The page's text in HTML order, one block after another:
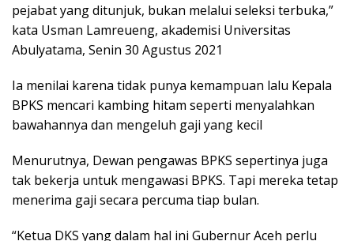
pejabat yang ditunjuk, bukan melalui seleksi terbuka,”
kata Usman Lamreueng, akademisi Universitas
Abulyatama, Senin 30 Agustus 2021
Ia menilai karena tidak punya kemampuan lalu Kepala
BPKS mencari kambing hitam seperti menyalahkan
bawahannya dan mengeluh gaji yang kecil
Menurutnya, Dewan pengawas BPKS sepertinya juga
tak bekerja untuk mengawasi BPKS. Tapi mereka tetap
menerima gaji secara percuma tiap bulan.
“Ketua DKS yang dalam hal ini Gubernur Aceh perlu